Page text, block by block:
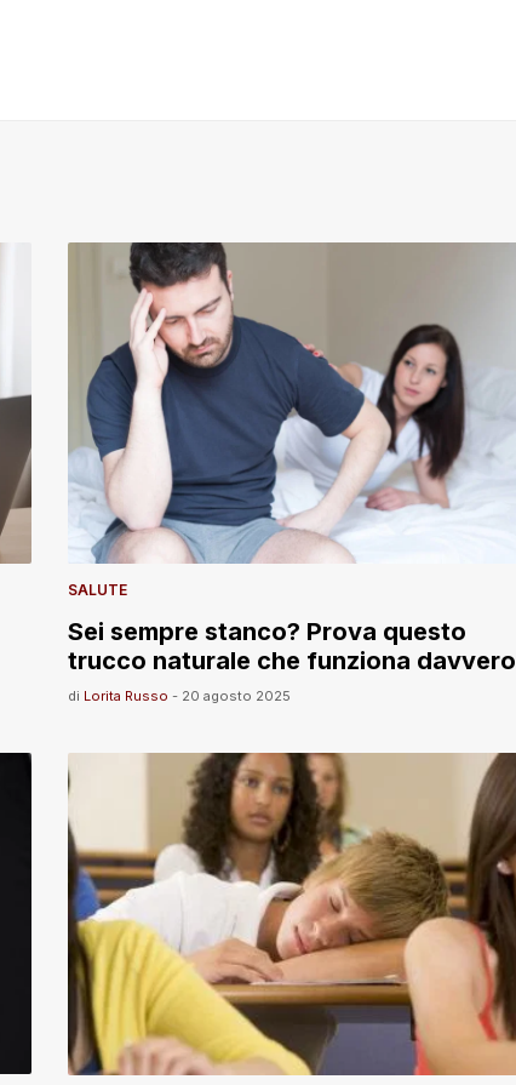
SALUTE
Sei sempre stanco? Prova questo
trucco naturale che funziona davvero
di Lorita Russo - 20 agosto 2025